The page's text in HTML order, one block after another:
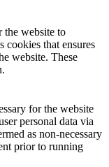
the website to
that ensures
website. These
for the website
personal data via
as non-necessary
prior to running